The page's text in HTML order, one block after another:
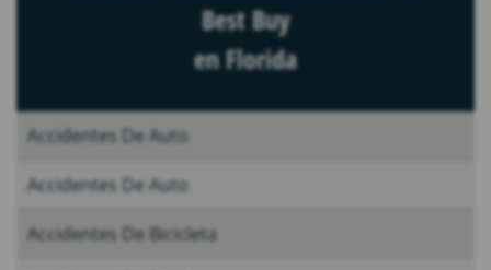
Best Buy
en Florida
Accidentes De Auto
Accidentes De Auto
Accidentes De Bicicleta